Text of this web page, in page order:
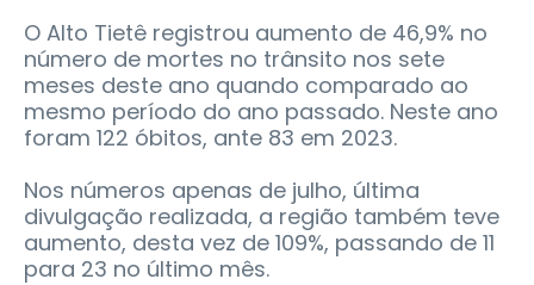
O Alto Tietê registrou aumento de 46,9% no
número de mortes no trânsito nos sete
meses deste ano quando comparado ao
mesmo período do ano passado. Neste ano
foram 122 óbitos, ante 83 em 2023.
Nos números apenas de julho, última
divulgação realizada, a região também teve
aumento, desta vez de 109%, passando de 11
para 23 no último mês.